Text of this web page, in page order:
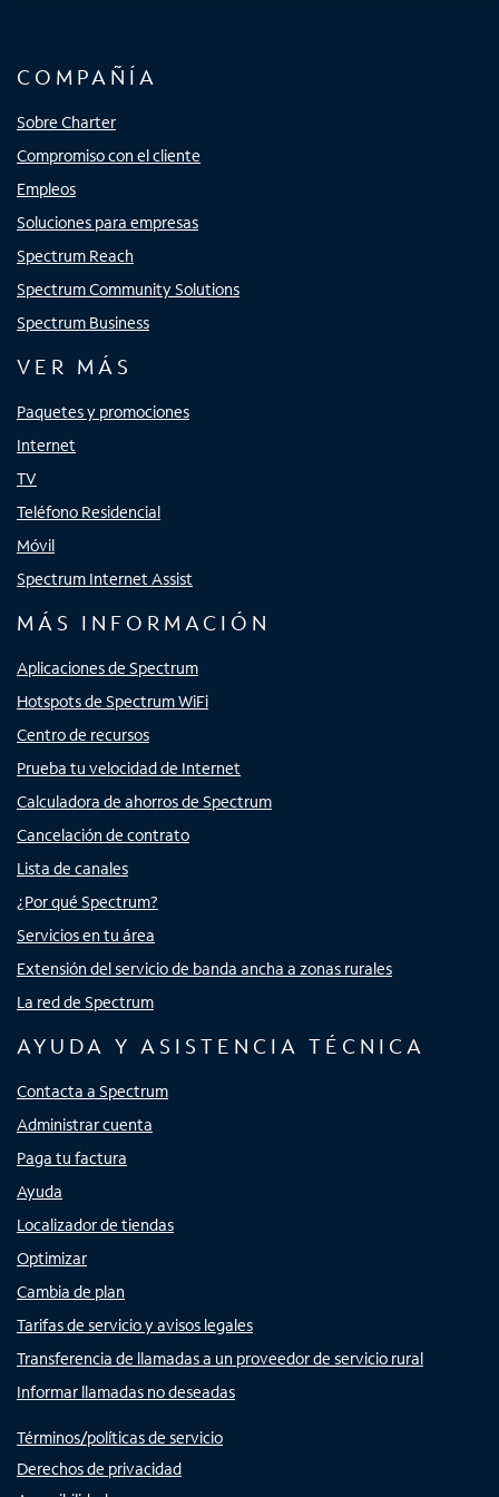
COMPAÑÍA
Sobre Charter
Compromiso con el cliente
Empleos
Soluciones para empresas
Spectrum Reach
Spectrum Community Solutions
Spectrum Business
VER MÁS
Paquetes y promociones
Internet
TV
Teléfono Residencial
Móvil
Spectrum Internet Assist
MÁS INFORMACIÓN
Aplicaciones de Spectrum
Hotspots de Spectrum WiFi
Centro de recursos
Prueba tu velocidad de Internet
Calculadora de ahorros de Spectrum
Cancelación de contrato
Lista de canales
¿Por qué Spectrum?
Servicios en tu área
Extensión del servicio de banda ancha a zonas rurales
La red de Spectrum
AYUDA Y ASISTENCIA TÉCNICA
Contacta a Spectrum
Administrar cuenta
Paga tu factura
Ayuda
Localizador de tiendas
Optimizar
Cambia de plan
Tarifas de servicio y avisos legales
Transferencia de llamadas a un proveedor de servicio rural
Informar llamadas no deseadas
Términos/políticas de servicio
Derechos de privacidad